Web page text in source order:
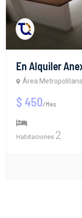
En Alquiler
Área
$ 450/Mes
Habitaciones 2